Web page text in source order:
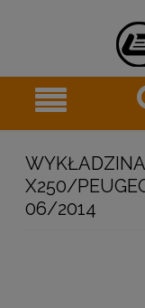
X250/
06/2014